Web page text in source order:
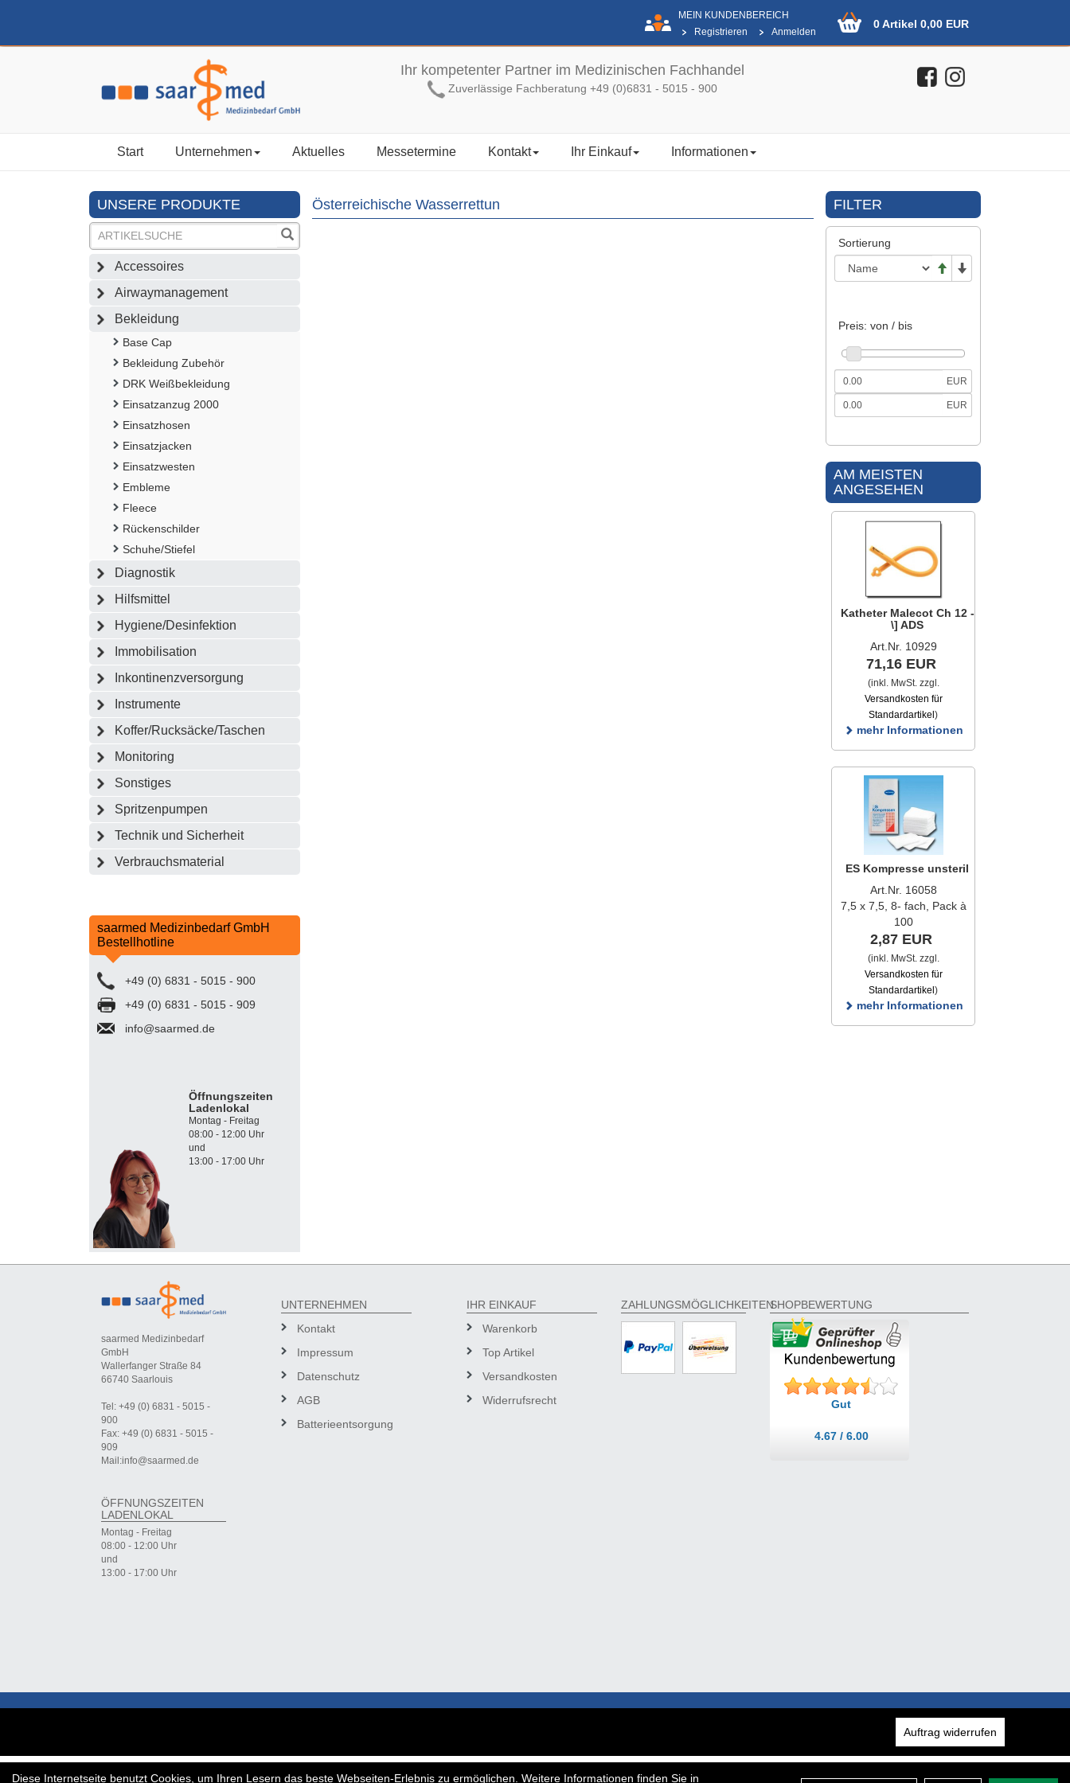
MEIN KUNDENBEREICH
Registrieren
Anmelden
0 Artikel 0,00 EUR
Ihr kompetenter Partner im Medizinischen Fachhandel
Zuverlässige Fachberatung +49 (0)6831 - 5015 - 900
Start Unternehmen Aktuelles Messetermine Kontakt Ihr Einkauf Informationen
UNSERE PRODUKTE
Accessoires
Airwaymanagement
Bekleidung
Base Cap
Bekleidung Zubehör
DRK Weißbekleidung
Einsatzanzug 2000
Einsatzhosen
Einsatzjacken
Einsatzwesten
Embleme
Fleece
Rückenschilder
Schuhe/Stiefel
Diagnostik
Hilfsmittel
Hygiene/Desinfektion
Immobilisation
Inkontinenzversorgung
Instrumente
Koffer/Rucksäcke/Taschen
Monitoring
Sonstiges
Spritzenpumpen
Technik und Sicherheit
Verbrauchsmaterial
saarmed Medizinbedarf GmbH
Bestellhotline
+49 (0) 6831 - 5015 - 900
+49 (0) 6831 - 5015 - 909
info@saarmed.de
Öffnungszeiten
Ladenlokal
Montag - Freitag
08:00 - 12:00 Uhr
und
13:00 - 17:00 Uhr
Österreichische Wasserrettun FILTER
Sortierung
Preis: von / bis
EUR
EUR
AM MEISTEN
ANGESEHEN
Katheter Malecot Ch 12 -
\] ADS
Art.Nr. 10929
71,16 EUR
(inkl. MwSt. zzgl.
Versandkosten für
Standardartikel )
mehr Informationen
ES Kompresse unsteril
Art.Nr. 16058
7,5 x 7,5, 8- fach, Pack à
100
2,87 EUR
(inkl. MwSt. zzgl.
Versandkosten für
Standardartikel )
mehr Informationen
saarmed Medizinbedarf
GmbH
Wallerfanger Straße 84
66740 Saarlouis
Tel: +49 (0) 6831 - 5015 -
900
Fax: +49 (0) 6831 - 5015 -
909
Mail:info@saarmed.de
ÖFFNUNGSZEITEN
LADENLOKAL
Montag - Freitag
08:00 - 12:00 Uhr
und
13:00 - 17:00 Uhr
UNTERNEHMEN
Kontakt
Impressum
Datenschutz
AGB
Batterieentsorgung
IHR EINKAUF
Warenkorb
Top Artikel
Versandkosten
Widerrufsrecht
ZAHLUNGSMÖGLICHKEITENSHOPBEWERTUNG
Gut
4.67 / 6.00
Diese Internetseite benutzt Cookies, um Ihren Lesern das beste Webseiten-Erlebnis zu ermöglichen. Weitere Informationen finden Sie in
Auftrag widerrufen